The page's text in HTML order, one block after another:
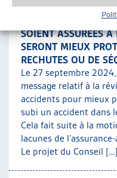
LES PERSONNES
JEUNESSE (AVANT
SOIENT ASSURÉES À
SERONT MIEUX
RECHUTES OU DE
Le 27 septembre
message relatif à la
accidents pour mieux
subi un accident dans
Cela fait suite à la
lacunes de
Le projet du Conseil […]